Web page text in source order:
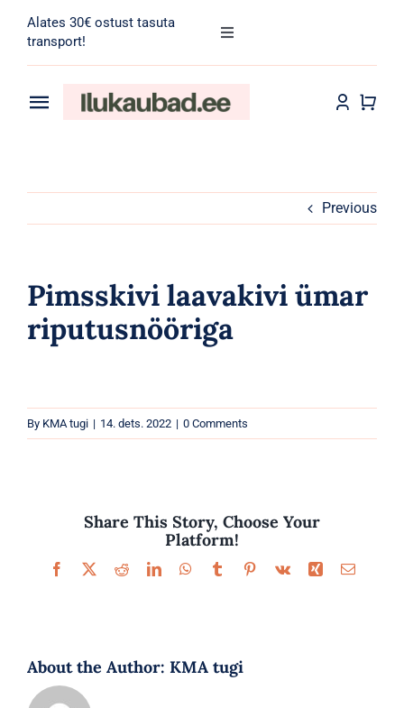
content
Alates 30€ ostust tasuta
transport!
Toggle
for:
Toggle
Meik
Parfüümid
Previous
Pimsskivi laavakivi ümar
riputusnööriga
By KMA tugi | 14. dets. 2022 | 0 Comments
Share This Story, Choose Your
Platform!
Facebook
X RedditLinkedInWhatsApp
TumblrPinterest
Vk Xing Email
About the Author: KMA tugi